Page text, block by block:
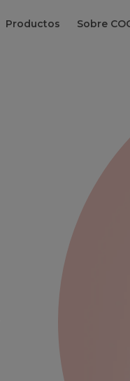
Productos Sobre